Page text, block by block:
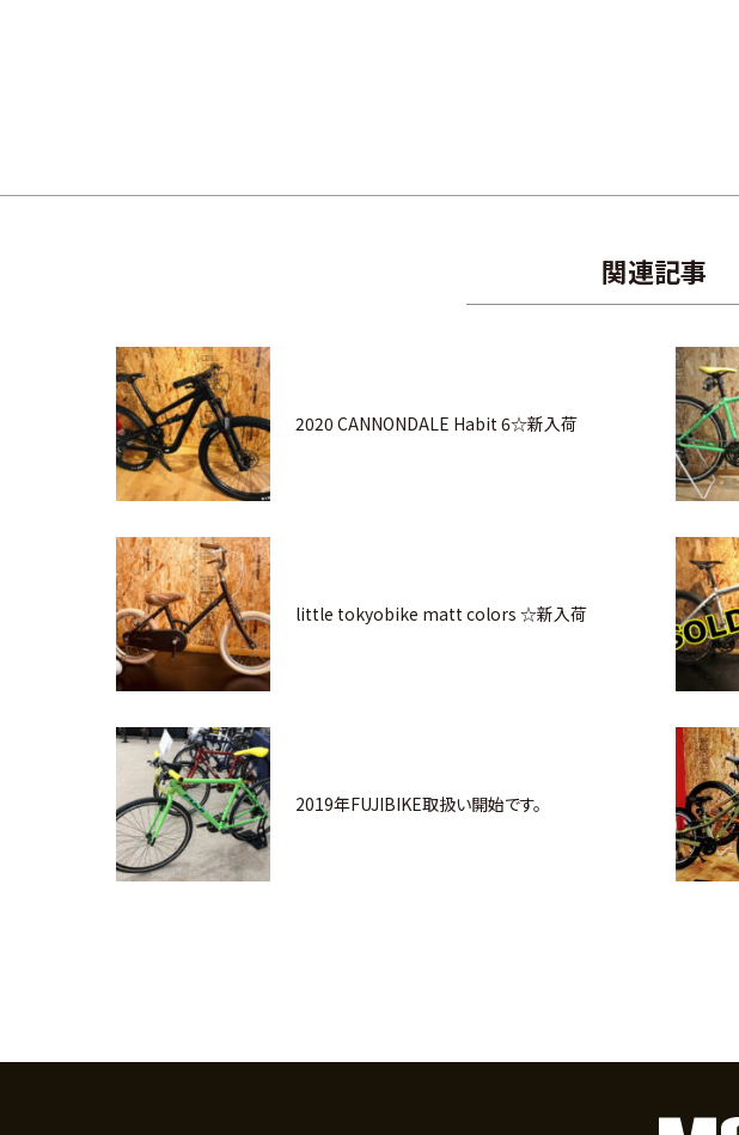
関連記事
2020 CANNONDALE Habit 6☆新入荷
little tokyobike matt colors ☆新入荷
2019年FUJIBIKE取扱い開始です。